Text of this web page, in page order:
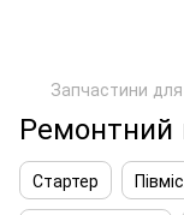
Запчастини для
Стартер